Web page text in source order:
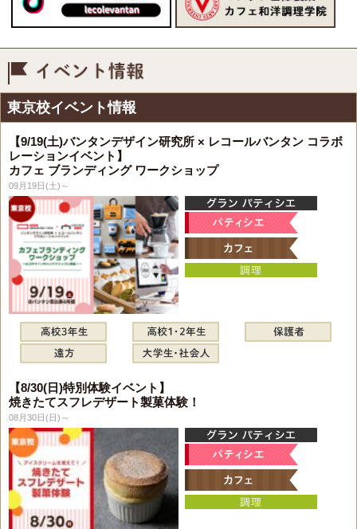
東京校イベント情報
【9/19(土)バンタンデザイン研究所 × レコールバンタン コラボ
レーションイベント】
カフェ ブランディング ワークショップ
09月19日(土)～
【8/30(日)特別体験イベント】
焼きたてスフレデザート製菓体験！
08月30日(日)～